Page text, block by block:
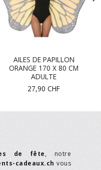
AILES DE PAPILLON
ORANGE 170 X 80 CM
ADULTE
27,90 CHF
de fête, notre
cadeaux.ch vous